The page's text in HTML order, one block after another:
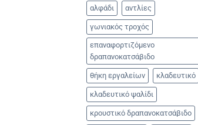
αλφάδι αντλίες
γωνιακός τροχός
επαναφορτιζόμενο
δραπανοκατσάβιδο
θήκη εργαλείων κλαδευτικό
κλαδευτικό ψαλίδι
κρουστικό δραπανοκατσάβιδο